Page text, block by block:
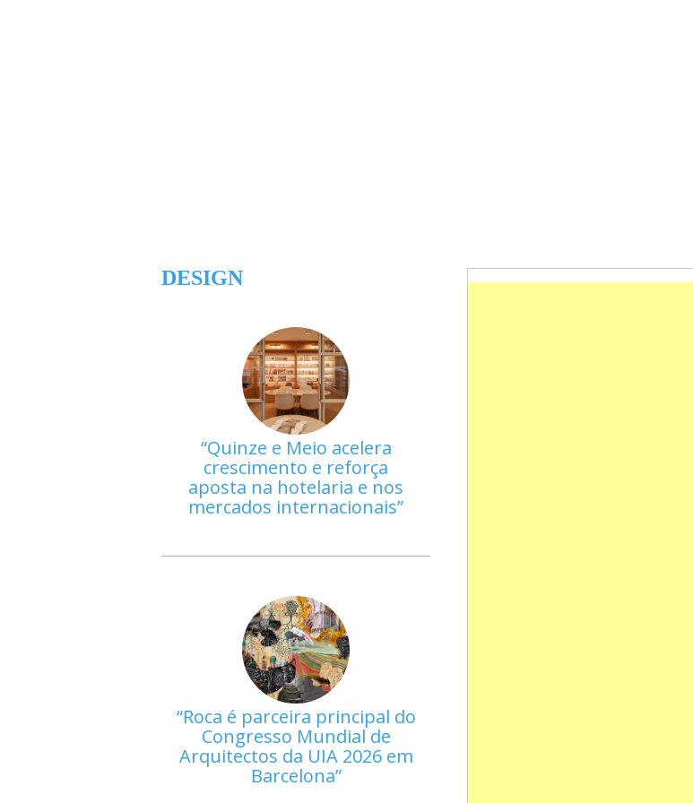
DESIGN
Quinze e Meio acelera
crescimento e reforça
aposta na hotelaria e nos
mercados internacionais
Roca é parceira principal do
Congresso Mundial de
Arquitectos da UIA 2026 em
Barcelona